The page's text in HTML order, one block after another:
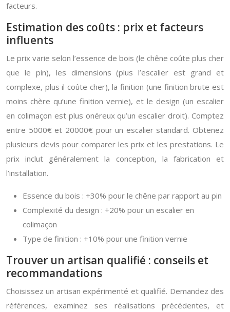
facteurs.
Estimation des coûts : prix et facteurs
influents
Le prix varie selon l’essence de bois (le chêne coûte plus cher
que le pin), les dimensions (plus l’escalier est grand et
complexe, plus il coûte cher), la finition (une finition brute est
moins chère qu’une finition vernie), et le design (un escalier
en colimaçon est plus onéreux qu’un escalier droit). Comptez
entre 5000€ et 20000€ pour un escalier standard. Obtenez
plusieurs devis pour comparer les prix et les prestations. Le
prix inclut généralement la conception, la fabrication et
l’installation.
Essence du bois : +30% pour le chêne par rapport au pin
Complexité du design : +20% pour un escalier en
colimaçon
Type de finition : +10% pour une finition vernie
Trouver un artisan qualifié : conseils et
recommandations
Choisissez un artisan expérimenté et qualifié. Demandez des
références, examinez ses réalisations précédentes, et